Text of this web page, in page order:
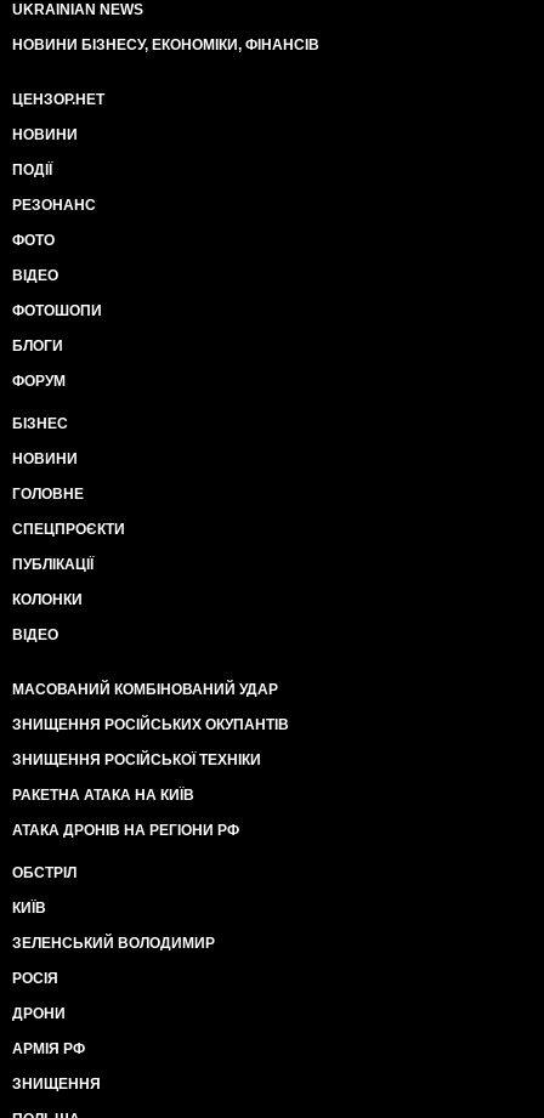
UKRAINIAN NEWS
НОВИНИ БІЗНЕСУ, ЕКОНОМІКИ, ФІНАНСІВ
ЦЕНЗОР.НЕТ
НОВИНИ
ПОДІЇ
РЕЗОНАНС
ФОТО
ВІДЕО
ФОТОШОПИ
БЛОГИ
ФОРУМ
БІЗНЕС
НОВИНИ
ГОЛОВНЕ
СПЕЦПРОЄКТИ
ПУБЛІКАЦІЇ
КОЛОНКИ
ВІДЕО
МАСОВАНИЙ КОМБІНОВАНИЙ УДАР
ЗНИЩЕННЯ РОСІЙСЬКИХ ОКУПАНТІВ
ЗНИЩЕННЯ РОСІЙСЬКОЇ ТЕХНІКИ
РАКЕТНА АТАКА НА КИЇВ
АТАКА ДРОНІВ НА РЕГІОНИ РФ
ОБСТРІЛ
КИЇВ
ЗЕЛЕНСЬКИЙ ВОЛОДИМИР
РОСІЯ
ДРОНИ
АРМІЯ РФ
ЗНИЩЕННЯ